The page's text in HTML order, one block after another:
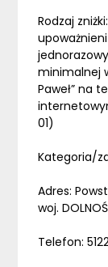
Rodzaj
minimalnej
Paweł” na
01)
Kategoria/
Adres:
woj.
Telefon: